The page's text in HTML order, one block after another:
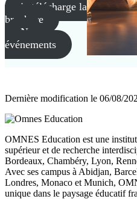
je télécharge la
brochure
Nos
événements
Dernière modification le 06/08/
OMNES Education est une
supérieur et de recherche
Bordeaux, Chambéry, Lyon,
Avec ses campus à Abidjan,
Londres, Monaco et Munich,
unique dans le paysage éducatif